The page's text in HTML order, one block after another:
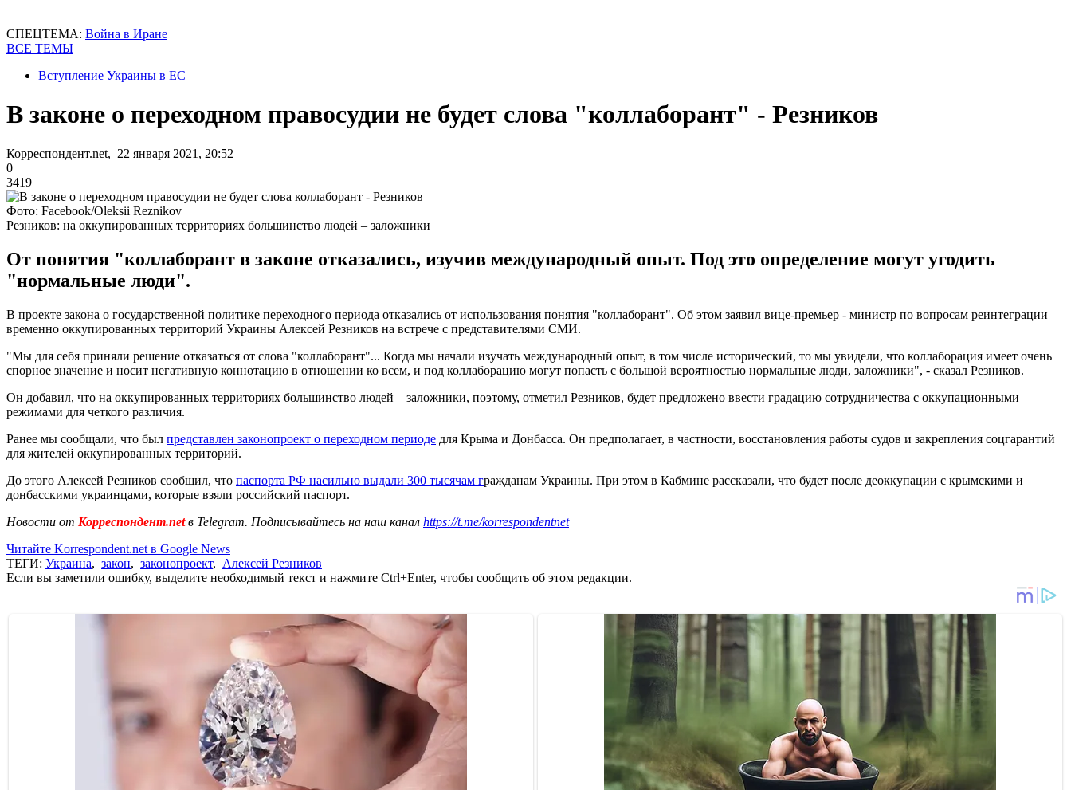
СПЕЦТЕМА: Война в Иране
ВСЕ ТЕМЫ
Вступление Украины в ЕС
В законе о переходном правосудии не будет слова "коллаборант" - Резников
Корреспондент.net, 22 января 2021, 20:52
0
3419
Фото: Facebook/Oleksii Reznikov
Резников: на оккупированных территориях большинство людей – заложники
От понятия "коллаборант в законе отказались, изучив международный опыт. Под это определение могут угодить
"нормальные люди".
В проекте закона о государственной политике переходного периода отказались от использования понятия "коллаборант". Об этом заявил вице-премьер - министр по вопросам реинтеграции
временно оккупированных территорий Украины Алексей Резников на встрече с представителями СМИ.
"Мы для себя приняли решение отказаться от слова "коллаборант"... Когда мы начали изучать международный опыт, в том числе исторический, то мы увидели, что коллаборация имеет очень
спорное значение и носит негативную коннотацию в отношении ко всем, и под коллаборацию могут попасть с большой вероятностью нормальные люди, заложники", - сказал Резников.
Он добавил, что на оккупированных территориях большинство людей – заложники, поэтому, отметил Резников, будет предложено ввести градацию сотрудничества с оккупационными
режимами для четкого различия.
Ранее мы сообщали, что был представлен законопроект о переходном периоде для Крыма и Донбасса. Он предполагает, в частности, восстановления работы судов и закрепления соцгарантий
для жителей оккупированных территорий.
До этого Алексей Резников сообщил, что паспорта РФ насильно выдали 300 тысячам гражданам Украины. При этом в Кабмине рассказали, что будет после деоккупации с крымскими и
донбасскими украинцами, которые взяли российский паспорт.
Новости от Корреспондент.netв Telegram. Подписывайтесь на наш канал https://t.me/korrespondentnet
Читайте Korrespondent.net в Google News
ТЕГИ: Украина, закон, законопроект, Алексей Резников
Если вы заметили ошибку, выделите необходимый текст и нажмите Ctrl+Enter, чтобы сообщить об этом редакции.